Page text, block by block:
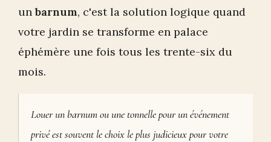
unbarnum, c'est la solution logique quand
votre jardin se transforme en palace
éphémère une fois tous les trente-six du
mois.
Louer un barnum ou une tonnelle pour un événement
privé est souvent le choix le plus judicieux pour votre